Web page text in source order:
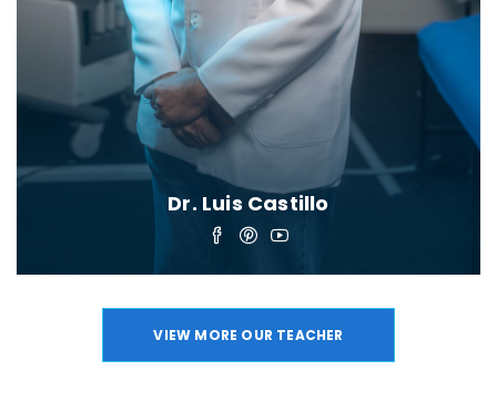
Dr. Luis Castillo
VIEW MORE OUR TEACHER